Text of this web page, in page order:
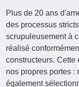
Plus de 20 ans
des processus
scrupuleusement à
réalisé
constructeurs. Cette
nos propres portes :
également